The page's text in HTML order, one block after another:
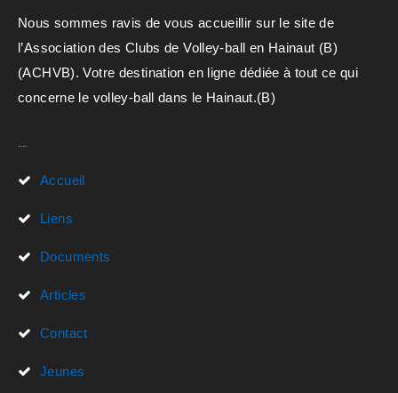
Nous sommes ravis de vous accueillir sur le site de
l’Association des Clubs de Volley-ball en Hainaut (B)
(ACHVB). Votre destination en ligne dédiée à tout ce qui
concerne le volley-ball dans le Hainaut.(B)
Accueil
Liens
Documents
Articles
Contact
Jeunes